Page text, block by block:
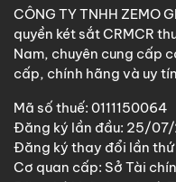
CÔNG TY TNHH ZEMO
quyền két sắt CRMCR
Nam, chuyên cung cấp
cấp, chính hãng và uy
Mã số thuế: 0111150064
Đăng ký lần đầu: 25/
Đăng ký thay đổi lần
Cơ quan cấp: Sở Tài